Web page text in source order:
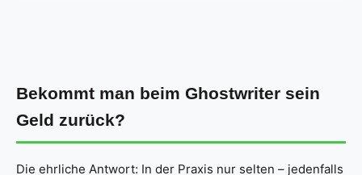
Bekommt man beim Ghostwriter sein
Geld zurück?
Die ehrliche Antwort: In der Praxis nur selten – jedenfalls